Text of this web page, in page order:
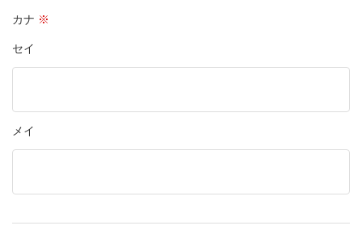
カナ ※
セイ
メイ